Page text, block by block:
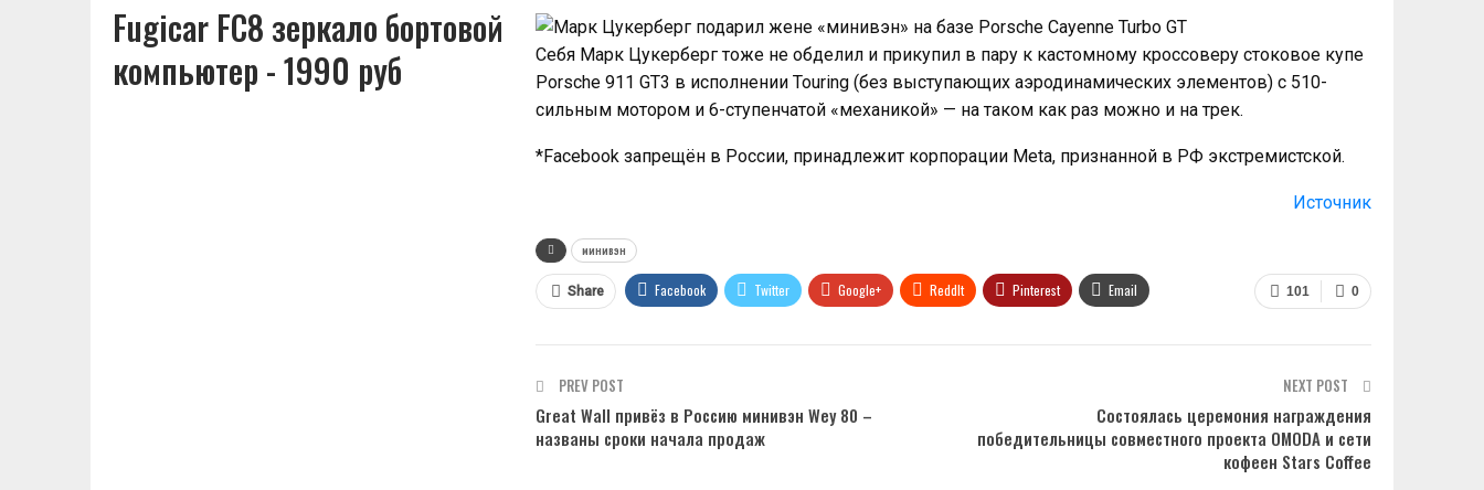
Себя Марк Цукерберг тоже не обделил и прикупил в пару к кастомному кроссоверу стоковое купе
Porsche 911 GT3 в исполнении Touring (без выступающих аэродинамических элементов) с 510-
сильным мотором и 6-ступенчатой «механикой» — на таком как раз можно и на трек.
*Facebook запрещён в России, принадлежит корпорации Meta, признанной в РФ экстремистской.
Источник
минивэн
0
101
Share Facebook Twitter Google+ ReddIt Pinterest Email
PREV POST
Great Wall привёз в Россию минивэн Wey 80 –
названы сроки начала продаж
NEXT POST
Состоялась церемония награждения
победительницы совместного проекта OMODA и сети
кофеен Stars Coffee
Fugicar FC8 зеркало бортовой
компьютер - 1990 руб